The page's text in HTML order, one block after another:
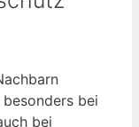
bei
bei